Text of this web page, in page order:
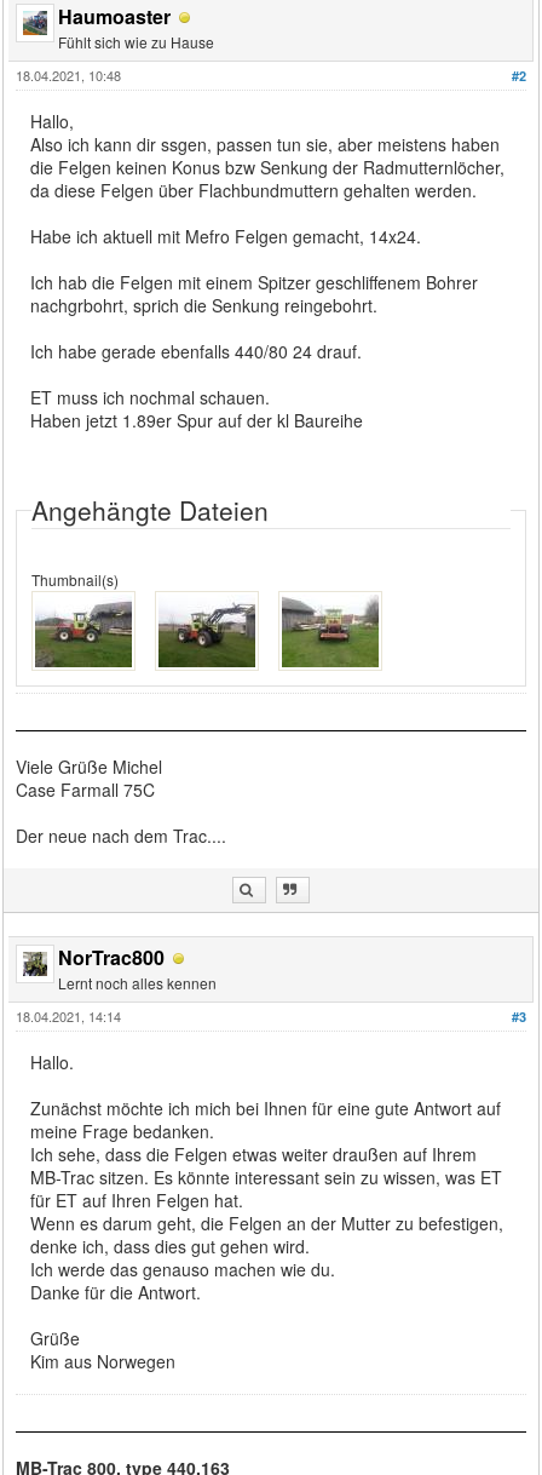
Haumoaster
Fühlt sich wie zu Hause
#2
18.04.2021, 10:48
Hallo,
Also ich kann dir ssgen, passen tun sie, aber meistens haben
die Felgen keinen Konus bzw Senkung der Radmutternlöcher,
da diese Felgen über Flachbundmuttern gehalten werden.
Habe ich aktuell mit Mefro Felgen gemacht, 14x24.
Ich hab die Felgen mit einem Spitzer geschliffenem Bohrer
nachgrbohrt, sprich die Senkung reingebohrt.
Ich habe gerade ebenfalls 440/80 24 drauf.
ET muss ich nochmal schauen.
Haben jetzt 1.89er Spur auf der kl Baureihe
Angehängte Dateien
Thumbnail(s)
Viele Grüße Michel
Case Farmall 75C
Der neue nach dem Trac....
NorTrac800
Lernt noch alles kennen
#3
18.04.2021, 14:14
Hallo.
Zunächst möchte ich mich bei Ihnen für eine gute Antwort auf
meine Frage bedanken.
Ich sehe, dass die Felgen etwas weiter draußen auf Ihrem
MB-Trac sitzen. Es könnte interessant sein zu wissen, was ET
für ET auf Ihren Felgen hat.
Wenn es darum geht, die Felgen an der Mutter zu befestigen,
denke ich, dass dies gut gehen wird.
Ich werde das genauso machen wie du.
Danke für die Antwort.
Grüße
Kim aus Norwegen
MB-Trac 800, type 440.163